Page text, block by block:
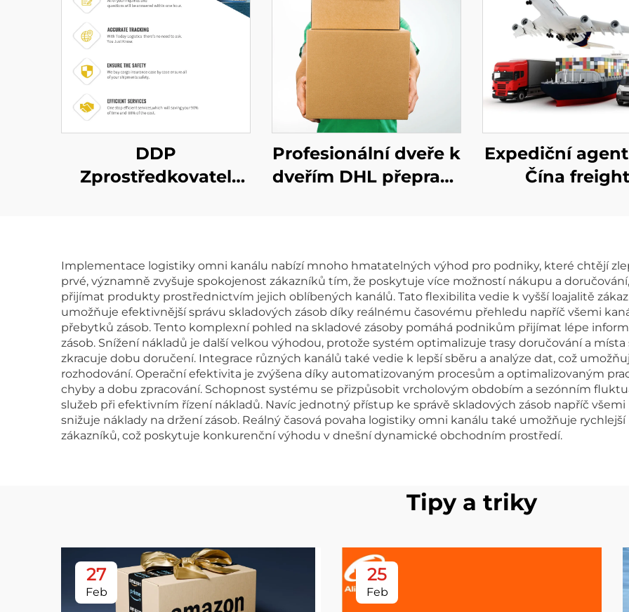
DDP
Zprostředkovatel
Spojeného království
Dhl Express Dveře k
dveřím doprava
Profesionální dveře k
dveřím DHL přeprava
freight forwarder
expediční agent
Expediční agent
Čína freight
dopravu
express Čína -
Implementace logistiky omni kanálu nabízí mnoho hmatatelných výhod pro podniky, které chtějí
prvé, významně zvyšuje spokojenost zákazníků tím, že poskytuje více možností nákupu a
přijímat produkty prostřednictvím jejich oblíbených kanálů. Tato flexibilita vedie k vyšší loajalitě
umožňuje efektivnější správu skladových zásob díky reálnému časovému přehledu napříč všemi
přebytků zásob. Tento komplexní pohled na skladové zásoby pomáhá podnikům přijímat lépe
zásob. Snížení nákladů je další velkou výhodou, protože systém optimalizuje trasy doručování a
zkracuje dobu doručení. Integrace různých kanálů také vedie k lepší sběru a analýze dat, což
rozhodování. Operační efektivita je zvýšena díky automatizovaným procesům a optimalizovaným
chyby a dobu zpracování. Schopnost systému se přizpůsobit vrcholovým obdobím a sezónním
služeb při efektivním řízení nákladů. Navíc jednotný přístup ke správě skladových zásob napříč
snižuje náklady na držení zásob. Reálný časová povaha logistiky omni kanálu také umožňuje
zákazníků, což poskytuje konkurenční výhodu v dnešní dynamické obchodním prostředí.
Tipy a triky
27
Feb
25
Feb